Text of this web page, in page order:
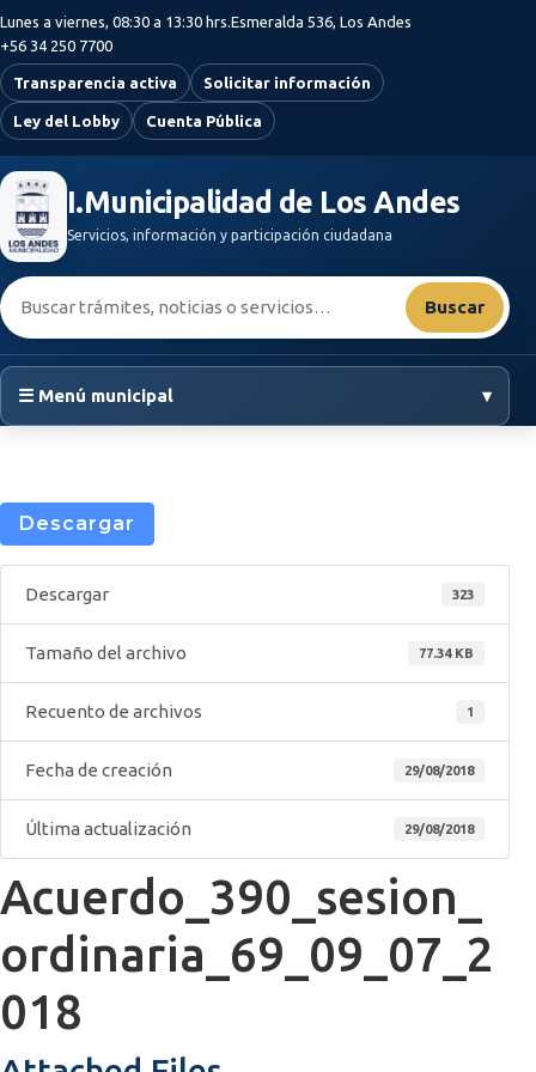
Saltar al contenido principal
Lunes a viernes, 08:30 a 13:30 hrs.Esmeralda 536, Los Andes
+56 34 250 7700
Transparencia activa Solicitar información
Ley del Lobby Cuenta Pública
I.Municipalidad de Los Andes
Servicios, información y participación ciudadana
Buscar:
Buscar
☰ Menú municipal ▾
Descargar
Descargar 323
Tamaño del archivo 77.34 KB
Recuento de archivos 1
Fecha de creación 29/08/2018
Última actualización 29/08/2018
Acuerdo_390_sesion_
ordinaria_69_09_07_2
018